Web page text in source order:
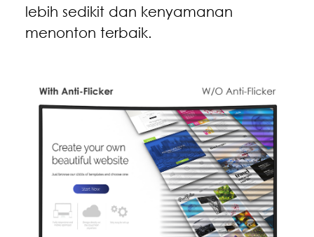
lebih sedikit dan kenyamanan
menonton terbaik.